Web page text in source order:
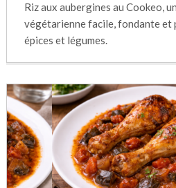
Riz aux aubergines au Cookeo,
végétarienne facile, fondante et
épices et légumes.